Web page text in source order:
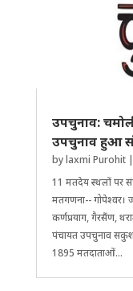
उपचुनाव:
उपचुनाव हुआ
bylaxmi Purohit|
11 मतदेय स्थलों पर
मतगणना-- गोपेश्वर।
कर्णप्रयाग, गैरसैंण,
पंचायत उपचुनाव
1895 मतदाताओं...